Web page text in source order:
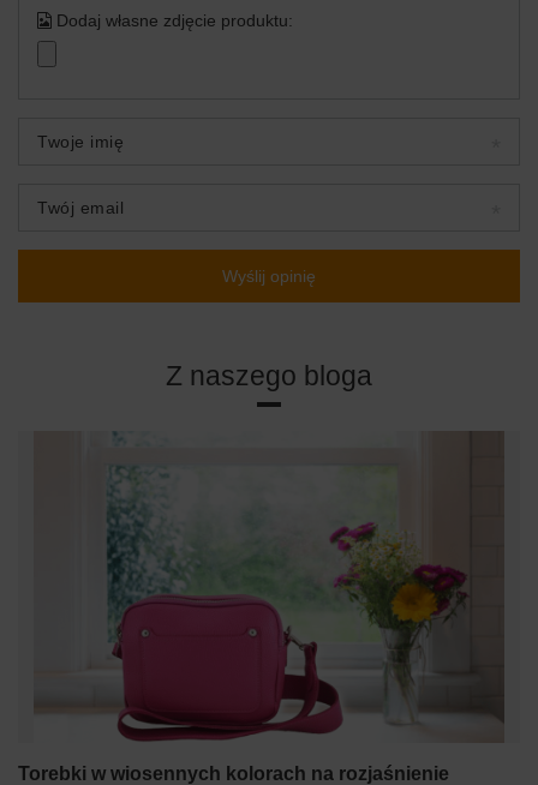
Dodaj własne zdjęcie produktu:
Twoje imię
Twój email
Wyślij opinię
Z naszego bloga
Torebki w wiosennych kolorach na rozjaśnienie